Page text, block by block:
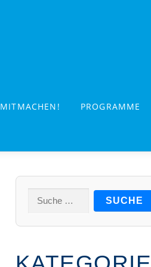
MITMACHEN! PROGRAMME
Suche